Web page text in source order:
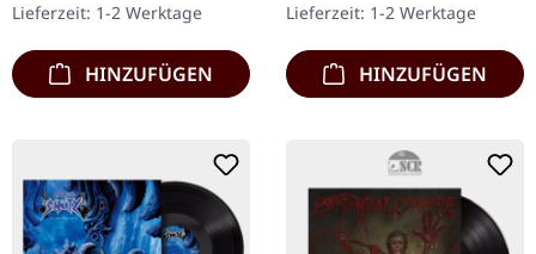
Benighted entfesseln
mit…
Lieferzeit: 1-2 Werktage
HINZUFÜGEN
monumentales Zeugnis…
Lieferzeit: 1-2 Werktage
HINZUFÜGEN